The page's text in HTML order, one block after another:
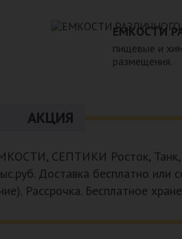
ЕМКОСТИ
пищевые и
размещения.
АКЦИЯ
СЕПТИКИ Росток, Танк,
Доставка бесплатно или
Рассрочка. Бесплатное